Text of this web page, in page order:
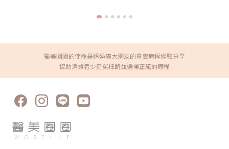
李杰年醫師FB👉https://reurl.cc/Mzk0nm杰膚美診所地址：104台北
醫美圈圈的使命是透過廣大網友的真實療程經驗分享
協助消費者少走冤枉路並選擇正確的療程